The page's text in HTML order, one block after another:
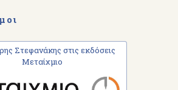
Στεφανάκης στις εκδόσεις
Μεταίχμιο